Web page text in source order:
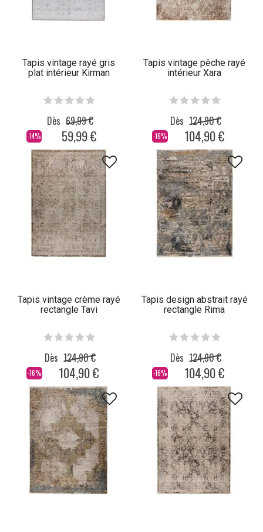
Tapis vintage rayé gris
plat intérieur Kirman
-14%
Dès 69,99 €
59,99 €
Tapis vintage pêche rayé
intérieur Xara
-16%
Dès 124,90 €
104,90 €
Tapis vintage crème rayé
rectangle Tavi
-16%
Dès 124,90 €
104,90 €
Tapis design abstrait rayé
rectangle Rima
-16%
Dès 124,90 €
104,90 €